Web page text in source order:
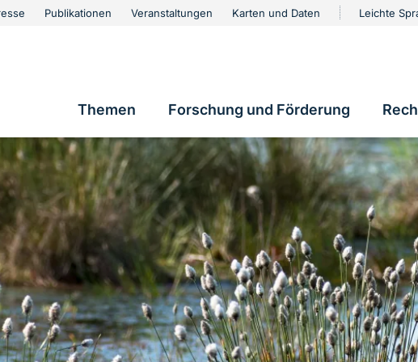
Publikationen Veranstaltungen Karten und Daten Leichte
Hauptnavigation
Themen Forschung und Förderung